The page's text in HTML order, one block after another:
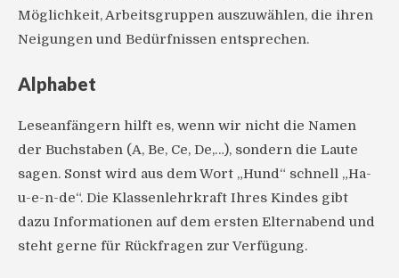
Möglichkeit, Arbeitsgruppen auszuwählen, die ihren
Neigungen und Bedürfnissen entsprechen.
Alphabet
Leseanfängern hilft es, wenn wir nicht die Namen
der Buchstaben (A, Be, Ce, De,…), sondern die Laute
sagen. Sonst wird aus dem Wort „Hund“ schnell „Ha-
u-e-n-de“. Die Klassenlehrkraft Ihres Kindes gibt
dazu Informationen auf dem ersten Elternabend und
steht gerne für Rückfragen zur Verfügung.